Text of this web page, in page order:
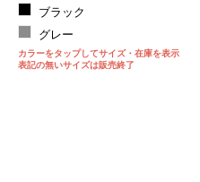
ブラック
グレー
カラーをタップしてサイズ・在庫を表示
表記の無いサイズは販売終了